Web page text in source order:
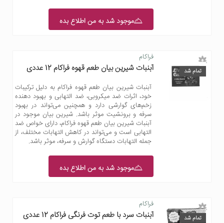
موجود شد به من اطلاع بده
تمام شد
فراکام
آبنبات شیرین بیان طعم قهوه فراکام 12 عددی
آبنبات شیرین بیان طعم قهوه فراکام به دلیل ترکیبات
خود، اثرات ضد میکروبی، ضد التهابی و بهبود دهنده
زخم‌های گوارشی دارد و همچنین می‌تواند در بهبود
سرفه و برونشیت موثر باشد. شیرین بیان موجود در
آبنبات شیرین بیان طعم قهوه فراکام، دارای خواص ضد
التهابی است و می‌تواند در کاهش التهابات مختلف، از
جمله التهابات دستگاه گوارش و سرفه، موثر باشد.
موجود شد به من اطلاع بده
تمام شد
فراکام
آبنبات سرد با طعم توت فرنگی فراکام 12 عددی